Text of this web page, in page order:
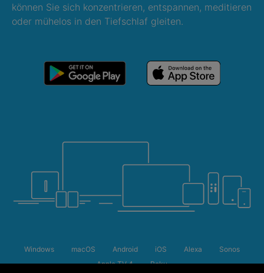
können Sie sich konzentrieren, entspannen, meditieren
oder mühelos in den Tiefschlaf gleiten.
Windows macOS Android iOS Alexa
Sonos
Apple TV 4
Roku